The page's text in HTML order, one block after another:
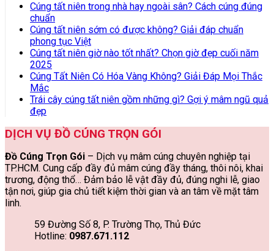
Cúng tất niên trong nhà hay ngoài sân? Cách cúng đúng
chuẩn
Cúng tất niên sớm có được không? Giải đáp chuẩn
phong tục Việt
Cúng tất niên giờ nào tốt nhất? Chọn giờ đẹp cuối năm
2025
Cúng Tất Niên Có Hóa Vàng Không? Giải Đáp Mọi Thắc
Mắc
Trái cây cúng tất niên gồm những gì? Gợi ý mâm ngũ quả
đẹp
DỊCH VỤ ĐỒ CÚNG TRỌN GÓI
Đồ Cúng Trọn Gói – Dịch vụ mâm cúng chuyên nghiệp tại
TP.HCM. Cung cấp đầy đủ mâm cúng đầy tháng, thôi nôi, khai
trương, động thổ… Đảm bảo lễ vật đầy đủ, đúng nghi lễ, giao
tận nơi, giúp gia chủ tiết kiệm thời gian và an tâm về mặt tâm
linh.
59 Đường Số 8, P. Trường Thọ, Thủ Đức
Hotline: 0987.671.112